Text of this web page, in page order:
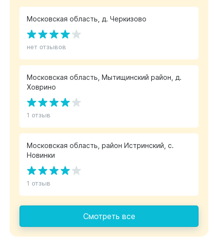
Московская область, д. Черкизово
нет отзывов
Московская область, Мытищинский район, д.
Ховрино
1 отзыв
Московская область, район Истринский, с.
Новинки
1 отзыв
Смотреть все